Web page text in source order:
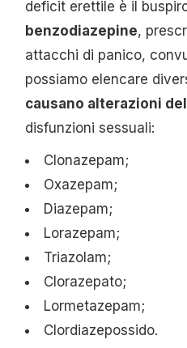
deficit erettile è il
benzodiazepine,
attacchi di panico,
possiamo elencare
causano alterazioni
disfunzioni sessuali:
Clonazepam;
Oxazepam;
Diazepam;
Lorazepam;
Triazolam;
Clorazepato;
Lormetazepam;
Clordiazepossido.